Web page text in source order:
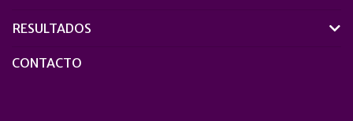
RESULTADOS
CONTACTO